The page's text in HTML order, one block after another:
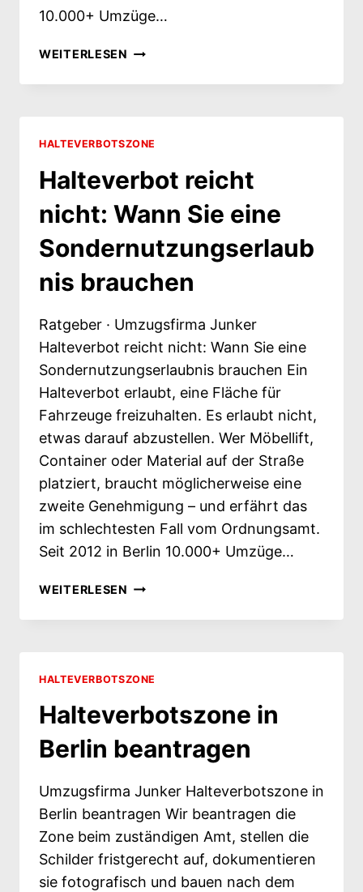
10.000+ Umzüge…
WEITERLESEN HALTEVERBOTSZONE
UMZUG:
TAGE,
72
HALTEVERBOTSZONE
Halteverbot reicht
nicht: Wann Sie eine
Sondernutzungserlaub
nis brauchen
Ratgeber · Umzugsfirma Junker
Halteverbot reicht nicht: Wann Sie eine
Sondernutzungserlaubnis brauchen Ein
Halteverbot erlaubt, eine Fläche für
Fahrzeuge freizuhalten. Es erlaubt nicht,
etwas darauf abzustellen. Wer Möbellift,
Container oder Material auf der Straße
platziert, braucht möglicherweise eine
zweite Genehmigung – und erfährt das
im schlechtesten Fall vom Ordnungsamt.
Seit 2012 in Berlin 10.000+ Umzüge…
WEITERLESEN HALTEVERBOT
NICHT:
EINE
BRAUCHEN
HALTEVERBOTSZONE
Halteverbotszone in
Berlin beantragen
Umzugsfirma Junker Halteverbotszone in
Berlin beantragen Wir beantragen die
Zone beim zuständigen Amt, stellen die
Schilder fristgerecht auf, dokumentieren
sie fotografisch und bauen nach dem